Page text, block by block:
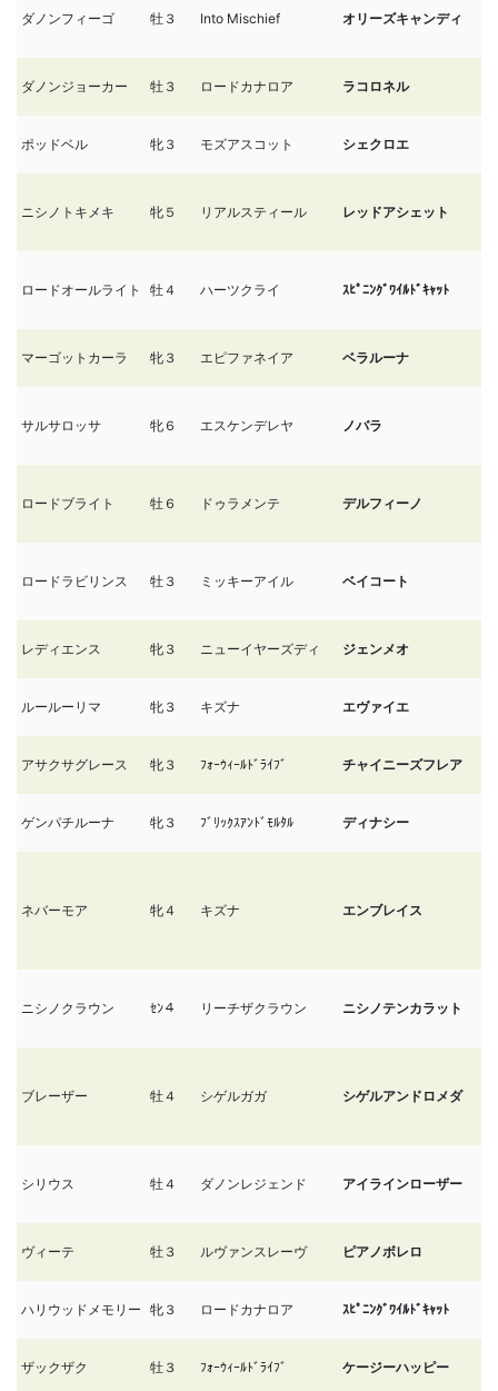
ダノンフィーゴ 牡３ Into Mischief オリーズキャンディ
ダノンジョーカー 牡３ ロードカナロア ラコロネル
ポッドベル 牝３ モズアスコット シェクロエ
ニシノトキメキ 牝５ リアルスティール レッドアシェット
ロードオールライト 牡４ ハーツクライ ｽﾋﾟﾆﾝｸﾞﾜｲﾙﾄﾞｷｬｯﾄ
マーゴットカーラ 牝３ エピファネイア ベラルーナ
サルサロッサ 牝６ エスケンデレヤ ノバラ
ロードブライト 牡６ ドゥラメンテ デルフィーノ
ロードラビリンス 牡３ ミッキーアイル ベイコート
レディエンス 牝３ ニューイヤーズディ ジェンメオ
ルールーリマ 牝３ キズナ エヴァイエ
アサクサグレース 牝３ ﾌｫｰｳｨｰﾙﾄﾞﾗｲﾌﾞ チャイニーズフレア
ゲンパチルーナ 牝３ ﾌﾞﾘｯｸｽｱﾝﾄﾞﾓﾙﾀﾙ ディナシー
ネバーモア 牝４ キズナ エンブレイス
ニシノクラウン ｾﾝ４ リーチザクラウン ニシノテンカラット
ブレーザー 牡４ シゲルガガ シゲルアンドロメダ
シリウス 牡４ ダノンレジェンド アイラインローザー
ヴィーテ 牡３ ルヴァンスレーヴ ピアノボレロ
ハリウッドメモリー 牝３ ロードカナロア ｽﾋﾟﾆﾝｸﾞﾜｲﾙﾄﾞｷｬｯﾄ
ザックザク 牡３ ﾌｫｰｳｨｰﾙﾄﾞﾗｲﾌﾞ ケージーハッピー